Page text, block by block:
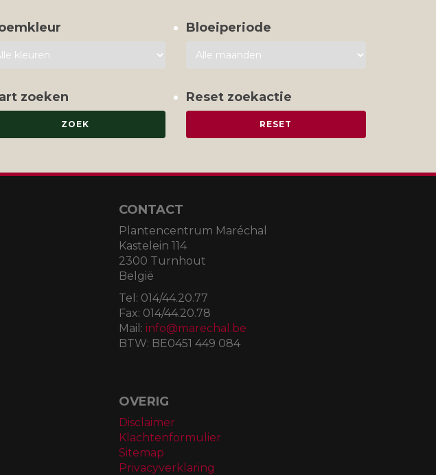
Bloeiperiode
zoeken Reset zoekactie
CONTACT
Plantencentrum Maréchal
Kastelein 114
2300 Turnhout
België
Tel: 014/44.20.77
Fax: 014/44.20.78
Mail: info@marechal.be
BTW: BE0451 449 084
OVERIG
Disclaimer
Klachtenformulier
Sitemap
Privacyverklaring